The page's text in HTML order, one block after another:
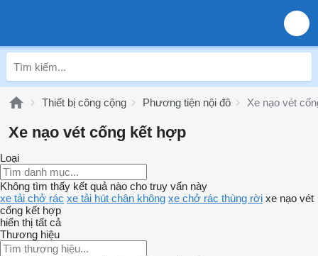
Thiết bị công cộng Phương tiện nội đô Xe nạo vét
Xe nạo vét cống kết hợp
Loại
Không tìm thấy kết quả nào cho truy vấn này
xe tải chở rác xe tải hút chân không xe chở rác thùng rời xe nạo vét
cống kết hợp
hiển thị tất cả
Thương hiệu